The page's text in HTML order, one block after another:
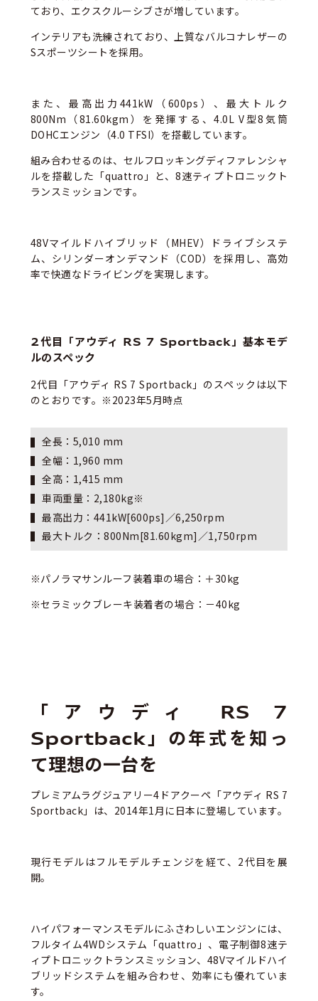
ており、エクスクルーシブさが増しています。
インテリアも洗練されており、上質なバルコナレザーの
Sスポーツシートを採用。
また、最高出力441kW（600ps）、最大トルク
800Nm（81.60kgm）を発揮する、4.0L V型8気筒
DOHCエンジン（4.0 TFSI）を搭載しています。
組み合わせるのは、セルフロッキングディファレンシャ
ルを搭載した「quattro」と、8速ティプトロニックト
ランスミッションです。
48Vマイルドハイブリッド（MHEV）ドライブシステ
ム、シリンダーオンデマンド（COD）を採用し、高効
率で快適なドライビングを実現します。
2代目「アウディ RS 7 Sportback」基本モデ
ルのスペック
2代目「アウディ RS 7 Sportback」のスペックは以下
のとおりです。※2023年5月時点
全長：5,010 mm
全幅：1,960 mm
全高：1,415 mm
車両重量：2,180kg※
最高出力：441kW[600ps]／6,250rpm
最大トルク：800Nm[81.60kgm]／1,750rpm
※パノラマサンルーフ装着車の場合：＋30kg
※セラミックブレーキ装着者の場合：－40kg
「アウディ RS 7
Sportback」の年式を知っ
て理想の一台を
プレミアムラグジュアリー4ドアクーペ「アウディ RS 7
Sportback」は、2014年1月に日本に登場しています。
現行モデルはフルモデルチェンジを経て、2代目を展
開。
ハイパフォーマンスモデルにふさわしいエンジンには、
フルタイム4WDシステム「quattro」、電子制御8速テ
ィプトロニックトランスミッション、48Vマイルドハイ
ブリッドシステムを組み合わせ、効率にも優れていま
す。